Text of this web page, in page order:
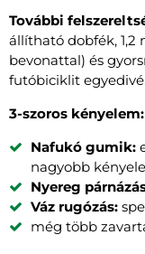
További
állítható dobfék, 1,2
bevonattal) és
futóbiciklit egyedivé.
3-szoros kényelem:
Nafukó gumik:
nagyobb
Nyereg
Váz rugózás:
még több